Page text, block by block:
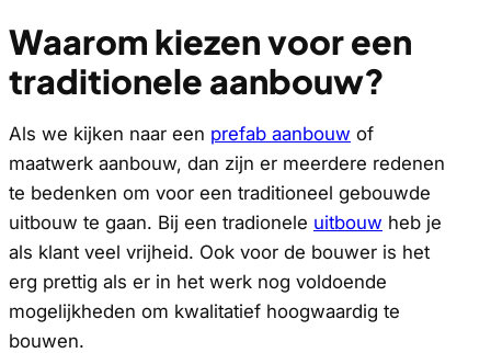
Waarom kiezen voor een
traditionele aanbouw?
Als we kijken naar een prefab aanbouw of
maatwerk aanbouw, dan zijn er meerdere redenen
te bedenken om voor een traditioneel gebouwde
uitbouw te gaan. Bij een tradionele uitbouw heb je
als klant veel vrijheid. Ook voor de bouwer is het
erg prettig als er in het werk nog voldoende
mogelijkheden om kwalitatief hoogwaardig te
bouwen.